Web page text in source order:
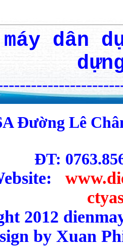
dân
Đường Lê
ĐT:
2012
by Xuan